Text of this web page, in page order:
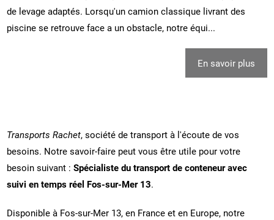
de levage adaptés. Lorsqu'un camion classique livrant des
piscine se retrouve face a un obstacle, notre équi...
En savoir plus
Transports Rachet, société de transport à l'écoute de vos
besoins. Notre savoir-faire peut vous être utile pour votre
besoin suivant :Spécialiste du transport de conteneur avec
suivi en temps réel Fos-sur-Mer 13.
Disponible à Fos-sur-Mer 13, en France et en Europe, notre